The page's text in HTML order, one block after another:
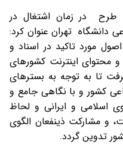
در زمان اشتغال در
دانشگاه تهران عنوان کرد:
مورد تاکید در اسناد و
محتوای اینترنت کشورهای
تا به توجه به بسترهای
کشور و با نگاهی جامع و
اسلامی و ایرانی و لحاظ
و مشارکت ذینفعان الگوی
تدوین گردد.